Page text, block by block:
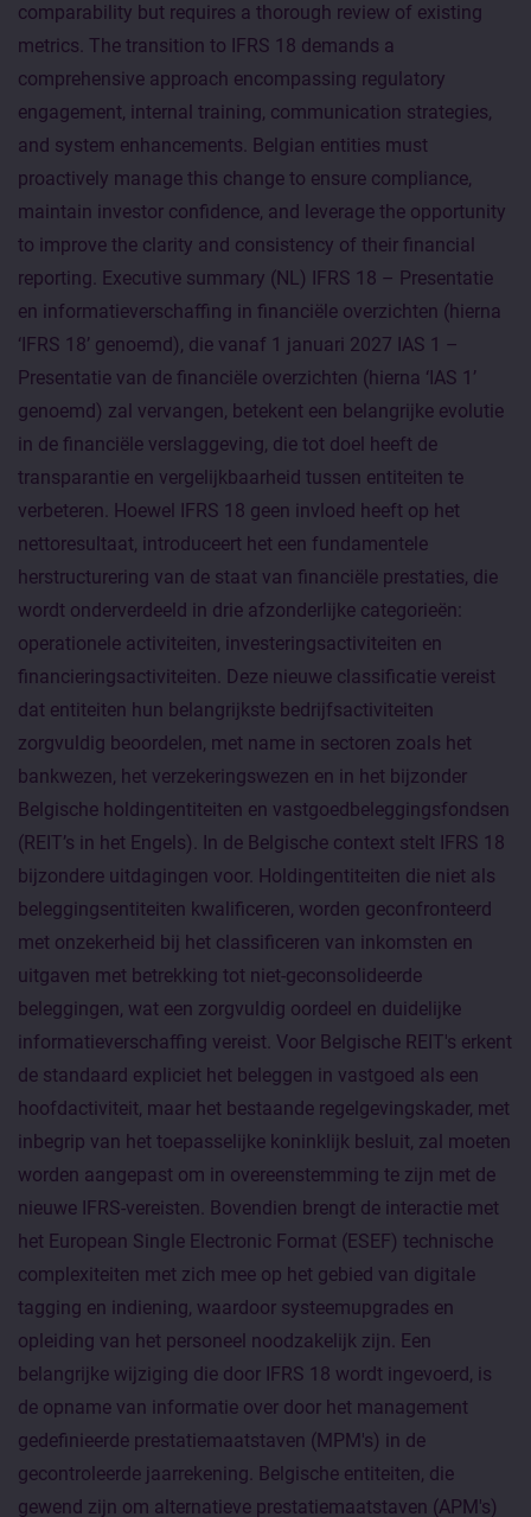
comparability but requires a thorough review of existing
metrics. The transition to IFRS 18 demands a
comprehensive approach encompassing regulatory
engagement, internal training, communication strategies,
and system enhancements. Belgian entities must
proactively manage this change to ensure compliance,
maintain investor confidence, and leverage the opportunity
to improve the clarity and consistency of their financial
reporting. Executive summary (NL) IFRS 18 – Presentatie
en informatieverschaffing in financiële overzichten (hierna
‘IFRS 18’ genoemd), die vanaf 1 januari 2027 IAS 1 –
Presentatie van de financiële overzichten (hierna ‘IAS 1’
genoemd) zal vervangen, betekent een belangrijke evolutie
in de financiële verslaggeving, die tot doel heeft de
transparantie en vergelijkbaarheid tussen entiteiten te
verbeteren. Hoewel IFRS 18 geen invloed heeft op het
nettoresultaat, introduceert het een fundamentele
herstructurering van de staat van financiële prestaties, die
wordt onderverdeeld in drie afzonderlijke categorieën:
operationele activiteiten, investeringsactiviteiten en
financieringsactiviteiten. Deze nieuwe classificatie vereist
dat entiteiten hun belangrijkste bedrijfsactiviteiten
zorgvuldig beoordelen, met name in sectoren zoals het
bankwezen, het verzekeringswezen en in het bijzonder
Belgische holdingentiteiten en vastgoedbeleggingsfondsen
(REIT’s in het Engels). In de Belgische context stelt IFRS 18
bijzondere uitdagingen voor. Holdingentiteiten die niet als
beleggingsentiteiten kwalificeren, worden geconfronteerd
met onzekerheid bij het classificeren van inkomsten en
uitgaven met betrekking tot niet-geconsolideerde
beleggingen, wat een zorgvuldig oordeel en duidelijke
informatieverschaffing vereist. Voor Belgische REIT's erkent
de standaard expliciet het beleggen in vastgoed als een
hoofdactiviteit, maar het bestaande regelgevingskader, met
inbegrip van het toepasselijke koninklijk besluit, zal moeten
worden aangepast om in overeenstemming te zijn met de
nieuwe IFRS-vereisten. Bovendien brengt de interactie met
het European Single Electronic Format (ESEF) technische
complexiteiten met zich mee op het gebied van digitale
tagging en indiening, waardoor systeemupgrades en
opleiding van het personeel noodzakelijk zijn. Een
belangrijke wijziging die door IFRS 18 wordt ingevoerd, is
de opname van informatie over door het management
gedefinieerde prestatiemaatstaven (MPM's) in de
gecontroleerde jaarrekening. Belgische entiteiten, die
gewend zijn om alternatieve prestatiemaatstaven (APM's)